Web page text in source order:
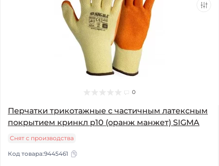
0
Перчатки трикотажные с частичным латексным
покрытием кринкл р10 (оранж манжет) SIGMA
Снят с производства
Код товара:9445461